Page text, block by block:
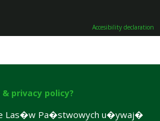
Accesibility declaration
privacy policy?
Las�w Pa�stwowych u�ywaj�